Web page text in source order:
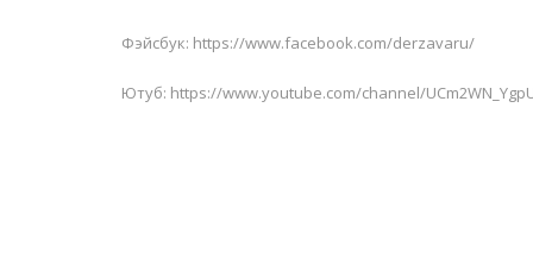
Фэйсбук: https://www.facebook.com/derzavaru/
Ютуб: https://www.youtube.com/channel/